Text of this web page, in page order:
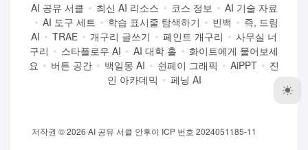
AI 공유 서클 최신 AI 리소스 코스 정보
AI 기술 자료
AI 도구 세트
학습 표시줄 탐색하기 빈백
즉, 드림
AI
TRAE 개구리 글쓰기 페인트 개구리
사무실 너
구리
스타플로우 AI AI 대학 홀
화이트에게 물어보세
요
버튼 공간 백일몽 AI 쉰페이 그래픽 AiPPT
진
인 아카데믹
페닝 AI
저작권 © 2026 AI 공유 서클 안후이 ICP 번호 2024051185-11